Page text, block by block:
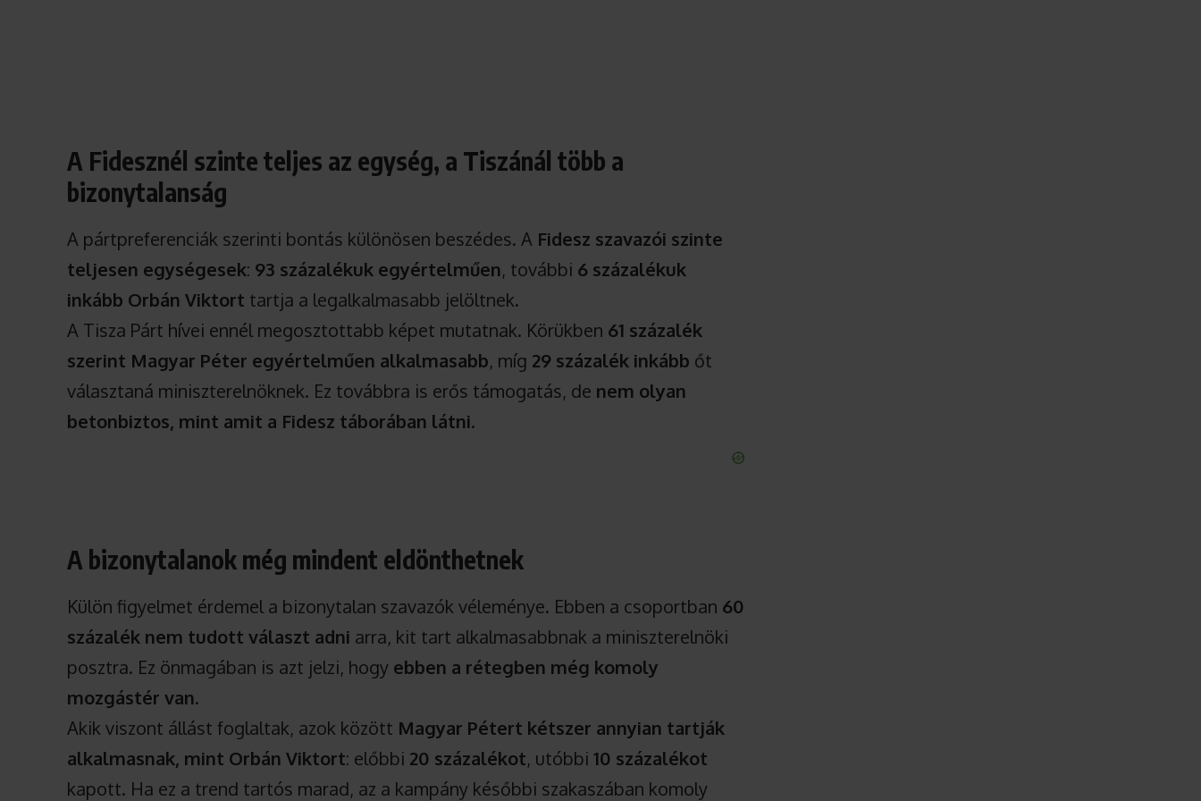
A Fidesznél szinte teljes az egység, a Tiszánál több a
bizonytalanság
A pártpreferenciák szerinti bontás különösen beszédes. A Fidesz szavazói szinte
teljesen egységesek: 93 százalékuk egyértelműen, további 6 százalékuk
inkább Orbán Viktort tartja a legalkalmasabb jelöltnek.
A Tisza Párt hívei ennél megosztottabb képet mutatnak. Körükben 61 százalék
szerint Magyar Péter egyértelműen alkalmasabb, míg 29 százalék inkább őt
választaná miniszterelnöknek. Ez továbbra is erős támogatás, de nem olyan
betonbiztos, mint amit a Fidesz táborában látni.
A bizonytalanok még mindent eldönthetnek
Külön figyelmet érdemel a bizonytalan szavazók véleménye. Ebben a csoportban 60
százalék nem tudott választ adni arra, kit tart alkalmasabbnak a miniszterelnöki
posztra. Ez önmagában is azt jelzi, hogy ebben a rétegben még komoly
mozgástér van.
Akik viszont állást foglaltak, azok között Magyar Pétert kétszer annyian tartják
alkalmasnak, mint Orbán Viktort: előbbi 20 százalékot, utóbbi10 százalékot
kapott. Ha ez a trend tartós marad, az a kampány későbbi szakaszában komoly